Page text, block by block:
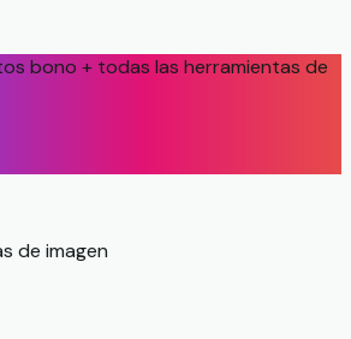
bono + todas las herramientas de
de imagen